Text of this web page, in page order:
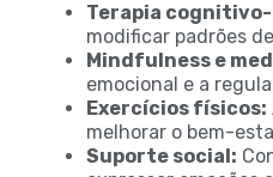
Terapia
modificar padrões
Mindfulness e
emocional e a
Exercícios físicos:
melhorar o bem-
Suporte social: